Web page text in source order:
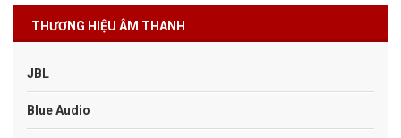
THƯƠNG HIỆU ÂM THANH
JBL
Blue Audio